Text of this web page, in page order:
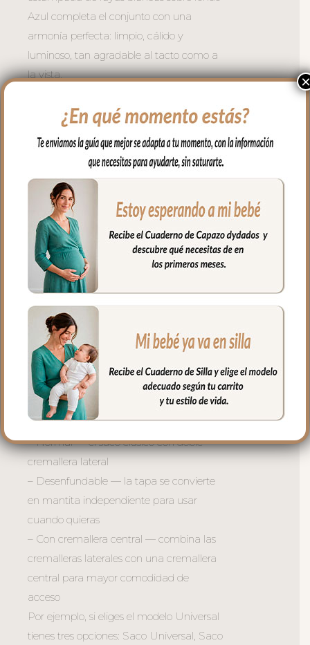
Azul completa el conjunto con una
armonía perfecta: limpio, cálido y
luminoso, tan agradable al tacto como a
la vista.
transpirable y ligero para el verano.
ventilación en la espalda del bebe.
– Refuerzo en la zona de los pies con
tejido reciclado muy resistente.
– Doble cremallera lateral — acceso fácil
sin despertar al bebe. La tapa la puedes
quitar entera y te queda la funda para
usar como solo funda.
Existen muchos modelos de sillas en el
mercado, por eso en dydados contamos
con cuatro modelos de sacos para silla:
Global, Universal, Recto y Gemelar. Así
cada mama puede elegir el que mejor se
adapte a su silla.
Además, cada modelo está disponible en
tres versiones:
– Normal — el saco clásico con doble
cremallera lateral
– Desenfundable — la tapa se convierte
en mantita independiente para usar
cuando quieras
– Con cremallera central — combina las
cremalleras laterales con una cremallera
central para mayor comodidad de
acceso
Por ejemplo, si eliges el modelo Universal
tienes tres opciones: Saco Universal, Saco
×